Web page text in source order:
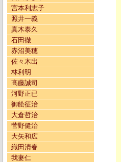
宮本利志子
照井一義
真木泰久
石田徹
赤沼美穂
佐々木出
林利明
髙藤誠司
河野正已
御舩征治
大倉哲治
菅野健治
大矢和広
織田清春
我妻仁